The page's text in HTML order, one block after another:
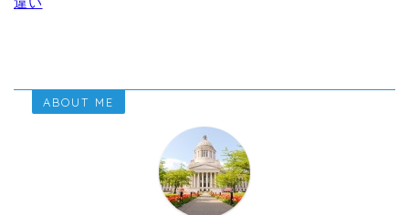
ABOUT ME